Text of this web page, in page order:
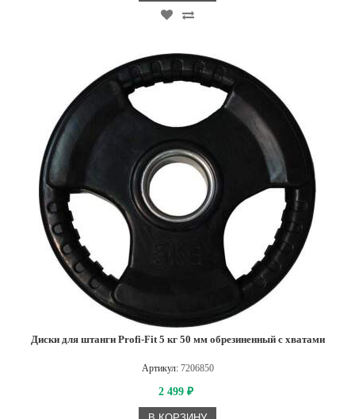
Диски для штанги Profi-Fit 5 кг 50 мм обрезиненный с хватами
Артикул: 7206850
2 499 ₽